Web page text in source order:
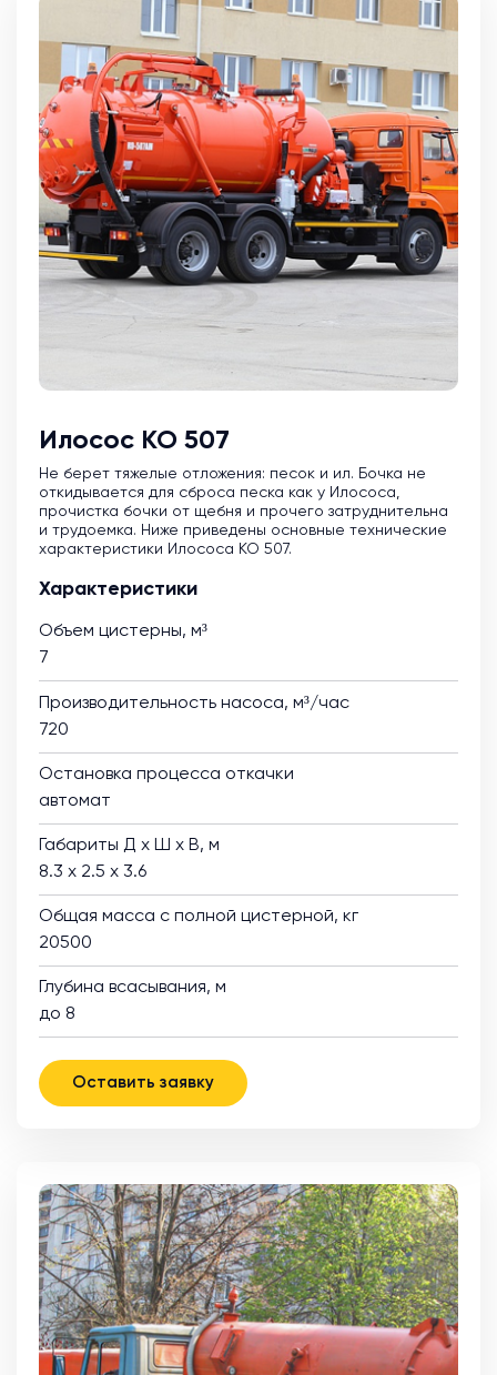
Илосос КО 507
Не берет тяжелые отложения: песок и ил. Бочка не
откидывается для сброса песка как у Илососа,
прочистка бочки от щебня и прочего затруднительна
и трудоемка. Ниже приведены основные технические
характеристики Илососа КО 507.
Характеристики
Объем цистерны, м³
7
Производительность насоса, м³/час
720
Остановка процесса откачки
автомат
Габариты Д х Ш х В, м
8.3 х 2.5 х 3.6
Общая масса с полной цистерной, кг
20500
Глубина всасывания, м
до 8
Оставить заявку